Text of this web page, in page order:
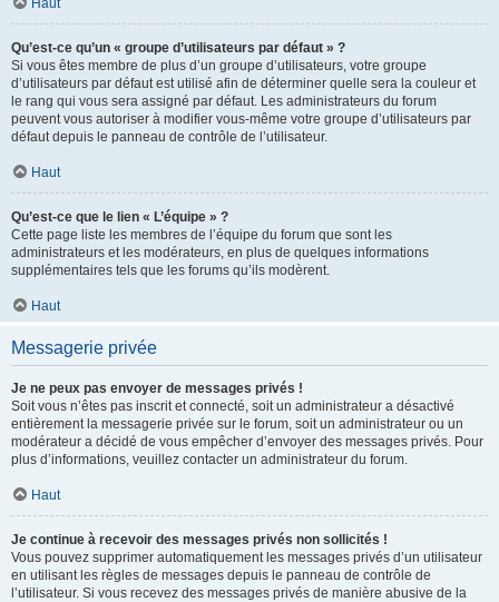
Haut
Qu’est-ce qu’un « groupe d’utilisateurs par défaut » ?
Si vous êtes membre de plus d’un groupe d’utilisateurs, votre groupe
d’utilisateurs par défaut est utilisé afin de déterminer quelle sera la couleur et
le rang qui vous sera assigné par défaut. Les administrateurs du forum
peuvent vous autoriser à modifier vous-même votre groupe d’utilisateurs par
défaut depuis le panneau de contrôle de l’utilisateur.
Haut
Qu’est-ce que le lien « L’équipe » ?
Cette page liste les membres de l’équipe du forum que sont les
administrateurs et les modérateurs, en plus de quelques informations
supplémentaires tels que les forums qu’ils modèrent.
Haut
Messagerie privée
Je ne peux pas envoyer de messages privés !
Soit vous n’êtes pas inscrit et connecté, soit un administrateur a désactivé
entièrement la messagerie privée sur le forum, soit un administrateur ou un
modérateur a décidé de vous empêcher d’envoyer des messages privés. Pour
plus d’informations, veuillez contacter un administrateur du forum.
Haut
Je continue à recevoir des messages privés non sollicités !
Vous pouvez supprimer automatiquement les messages privés d’un utilisateur
en utilisant les règles de messages depuis le panneau de contrôle de
l’utilisateur. Si vous recevez des messages privés de manière abusive de la